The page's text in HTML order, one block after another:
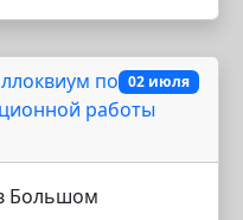
02 июля
по
работы
Большом